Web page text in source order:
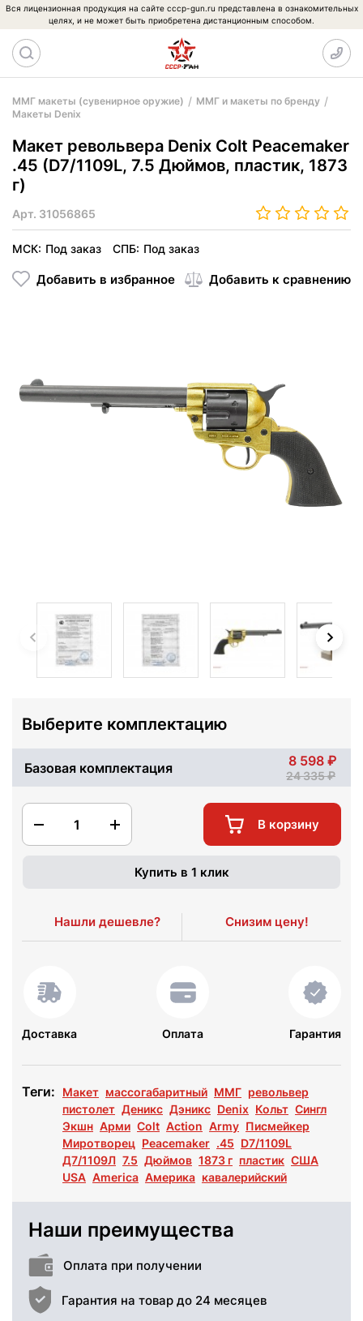
Вся лицензионная продукция на сайте cccp-gun.ru представлена в ознакомительных
целях, и не может быть приобретена дистанционным способом.
ММГ макеты (сувенирное оружие)
ММГ и макеты по бренду
Макеты Denix
Макет револьвера Denix Colt Peacemaker
.45 (D7/1109L, 7.5 Дюймов, пластик, 1873
г)
Арт. 31056865
МСК: Под заказ СПБ: Под заказ
Добавить в избранное Добавить к сравнению
Выберите комплектацию
Базовая комплектация 8 598
24 335
1 В корзину
Купить в 1 клик
Нашли дешевле? Снизим цену!
Доставка Оплата Гарантия
Теги: Макет массогабаритный ММГ револьвер
пистолет Деникс Дэникс Denix Кольт Сингл
Экшн Арми Colt Action Army Писмейкер
Миротворец Peacemaker .45 D7/1109L
Д7/1109Л 7.5 Дюймов 1873 г пластик США
USA America Америка кавалерийский
Наши преимущества
Оплата при получении
Гарантия на товар до 24 месяцев